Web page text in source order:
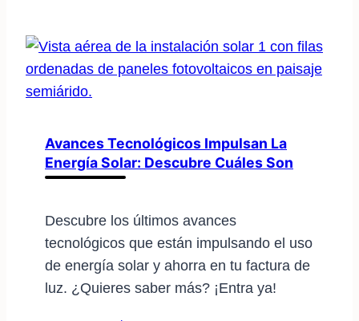
clave
en
de
energía
Avances Tecnológicos Impulsan La
Energía Solar: Descubre Cuáles Son
Descubre los últimos avances
tecnológicos que están impulsando el uso
de energía solar y ahorra en tu factura de
luz. ¿Quieres saber más? ¡Entra ya!